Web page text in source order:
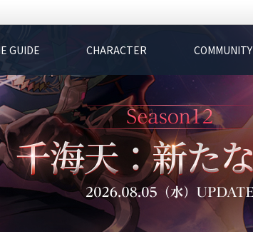
GUIDE CHARACTER COMMUNITY